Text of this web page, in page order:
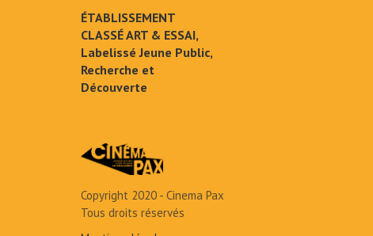
ÉTABLISSEMENT
CLASSÉ ART & ESSAI,
Labelissé Jeune Public,
Recherche et
Découverte
Copyright 2020 - Cinema Pax
Tous droits réservés